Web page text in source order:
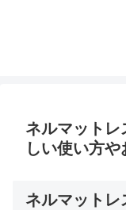
ネルマット
しい使い方
ネルマット